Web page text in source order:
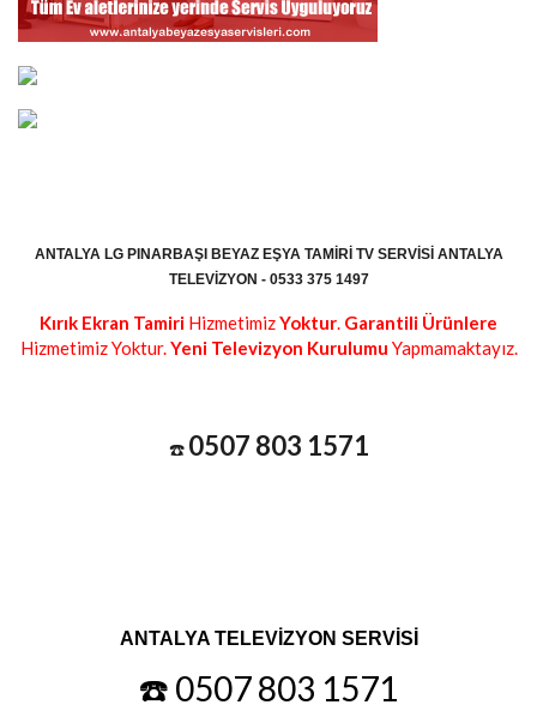
ANTALYA LG PINARBAŞI BEYAZ EŞYA TAMIRI TV SERVISI ANTALYA
TELEVIZYON - 0533 375 1497
Kırık Ekran Tamiri HizmetimizYoktur. Garantili Ürünlere
Hizmetimiz Yoktur.Yeni Televizyon Kurulumu Yapmamaktayız.
☎️ 0507 803 1571
ANTALYA TELEVİZYON SERVİSİ
☎️ 0507 803 1571